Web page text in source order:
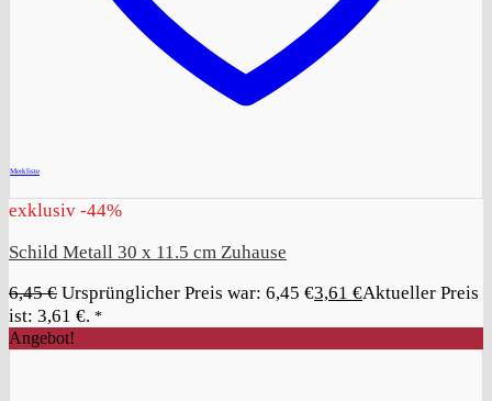
Merkliste
exklusiv -44%
Schild Metall 30 x 11.5 cm Zuhause
6,45€ Ursprünglicher Preis war: 6,45 €3,61 €Aktueller Preis
ist: 3,61 €. *
Angebot!